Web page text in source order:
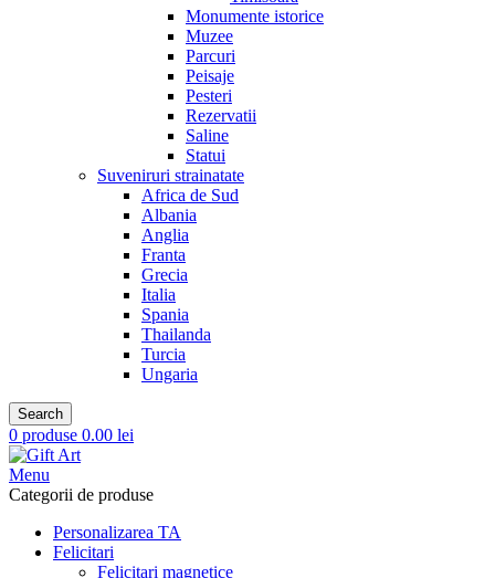
Monumente istorice
Muzee
Parcuri
Peisaje
Pesteri
Rezervatii
Saline
Statui
Suveniruri strainatate
Africa de Sud
Albania
Anglia
Franta
Grecia
Italia
Spania
Thailanda
Turcia
Ungaria
Search
0 produse 0.00 lei
Menu
Categorii de produse
Personalizarea TA
Felicitari
Felicitari magnetice